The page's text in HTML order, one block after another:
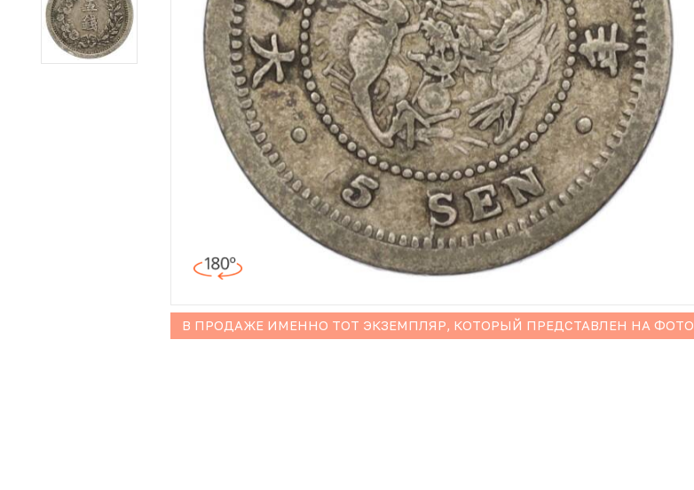
Иностранные монеты
Неофициальные выпуски монет (Unusual)
Античные и средневековые монеты
В ПРОДАЖЕ ИМЕННО ТОТ ЭКЗЕМПЛЯР, КОТОРЫЙ ПРЕДСТАВЛЕН НА ФОТО